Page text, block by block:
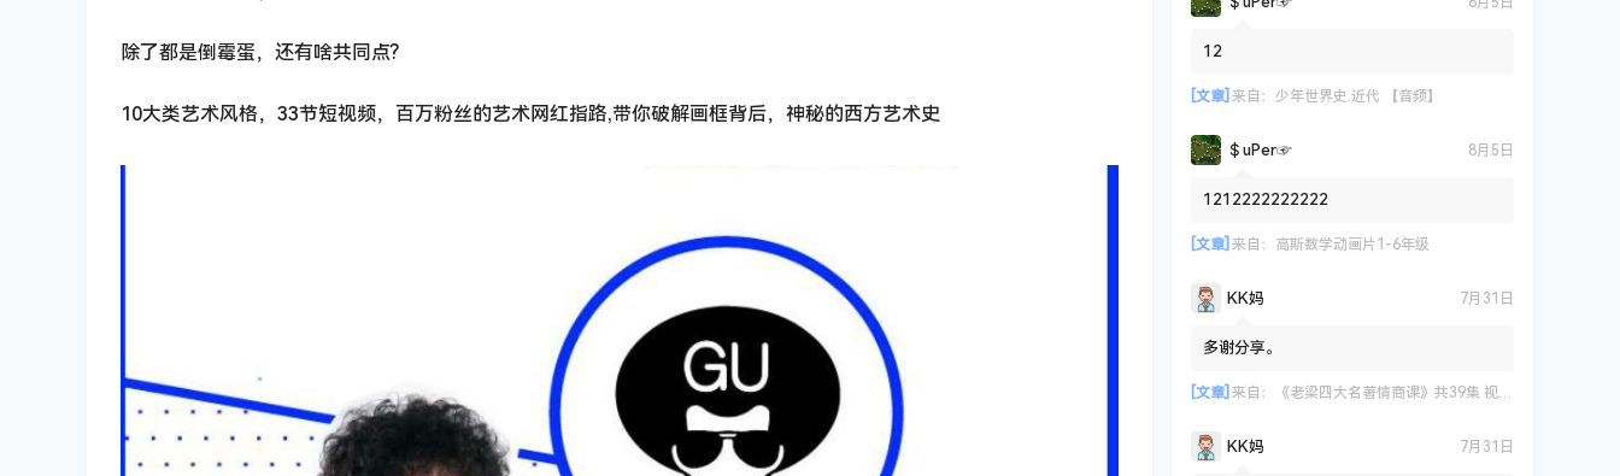
除了都是倒霉蛋，还有啥共同点?
10大类艺术风格，33节短视频，百万粉丝的艺术网红指路,带你破解画框背后，神秘的西方艺术史
12
[文章] 来自： 少年世界史.近代 【音频】
＄uΡer☞ 8月5日
1212222222222
[文章] 来自： 高斯数学动画片1-6年级
KK妈 7月31日
多谢分享。
[文章] 来自： 《老梁四大名著情商课》共39集 视频课程
KK妈 7月31日